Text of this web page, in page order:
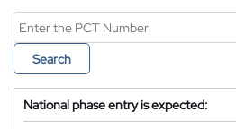
Search
National phase entry is expected: